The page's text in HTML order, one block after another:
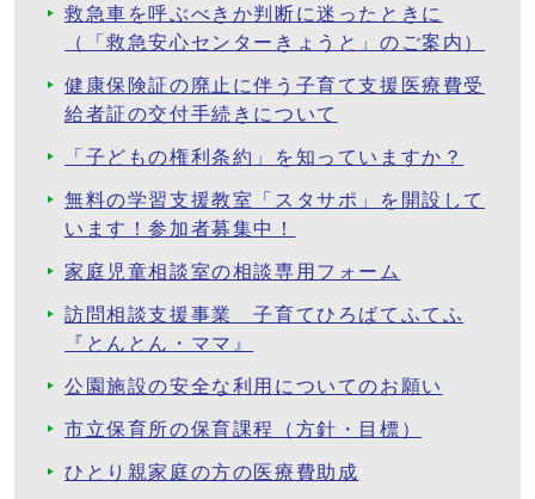
救急車を呼ぶべきか判断に迷ったときに
（「救急安心センターきょうと」のご案内）
健康保険証の廃止に伴う子育て支援医療費受
給者証の交付手続きについて
「子どもの権利条約」を知っていますか？
無料の学習支援教室「スタサポ」を開設して
います！参加者募集中！
家庭児童相談室の相談専用フォーム
訪問相談支援事業 子育てひろばてふてふ
『とんとん・ママ』
公園施設の安全な利用についてのお願い
市立保育所の保育課程（方針・目標）
ひとり親家庭の方の医療費助成